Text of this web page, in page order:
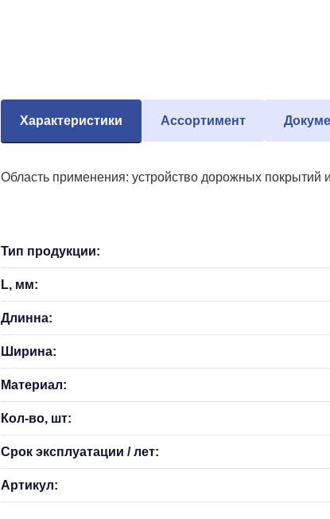
Характеристики Ассортимент
Область применения: устройство дорожных покрытий
Тип продукции:
L, мм:
Длинна:
Ширина:
Материал:
Кол-во, шт:
Срок эксплуатации / лет:
Артикул: